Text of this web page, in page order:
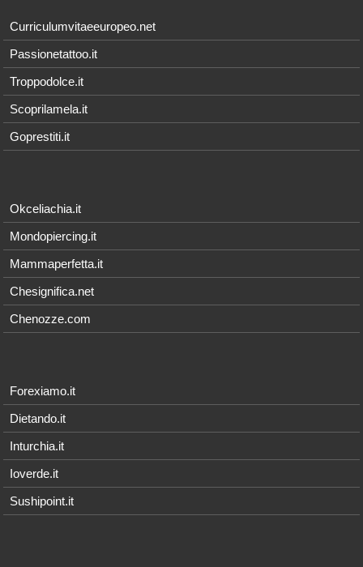
Curriculumvitaeeuropeo.net
Passionetattoo.it
Troppodolce.it
Scoprilamela.it
Goprestiti.it
Okceliachia.it
Mondopiercing.it
Mammaperfetta.it
Chesignifica.net
Chenozze.com
Forexiamo.it
Dietando.it
Inturchia.it
Ioverde.it
Sushipoint.it